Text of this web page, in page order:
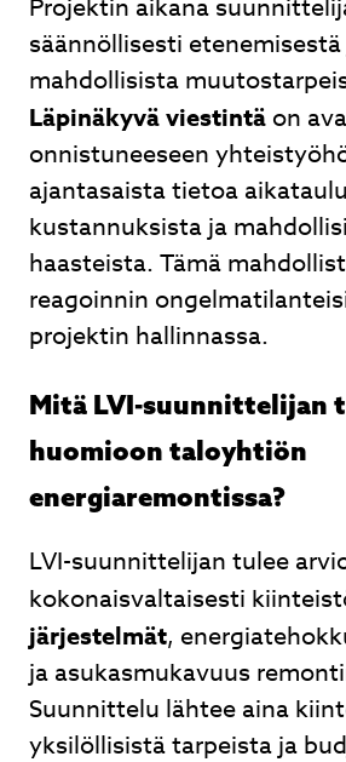
Projektin aikana
säännöllisesti
mahdollisista
Läpinäkyvä viestintä on
onnistuneeseen
ajantasaista tietoa
kustannuksista ja
haasteista. Tämä
reagoinnin
projektin hallinnassa.
Mitä LVI-suunnittelijan
huomioon taloyhtiön
energiaremontissa?
LVI-suunnittelijan tulee
kokonaisvaltaisesti
järjestelmät,
ja asukasmukavuus
Suunnittelu lähtee aina
yksilöllisistä tarpeista ja